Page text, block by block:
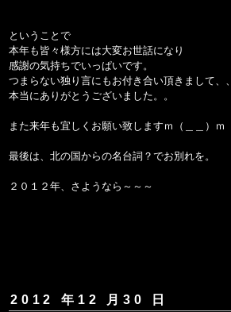
ということで
本年も皆々様方には大変お世話になり
感謝の気持ちでいっぱいです。
つまらない独り言にもお付き合い頂きまして、、
本当にありがとうございました。。
また来年も宜しくお願い致しますｍ（＿＿）ｍ
最後は、北の国からの名台詞？でお別れを。
２０１２年、さようなら～～～
2012 年12 月30 日